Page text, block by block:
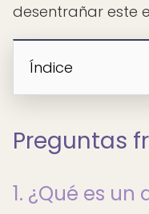
desentrañar este
Índice
Preguntas
1. ¿Qué es un